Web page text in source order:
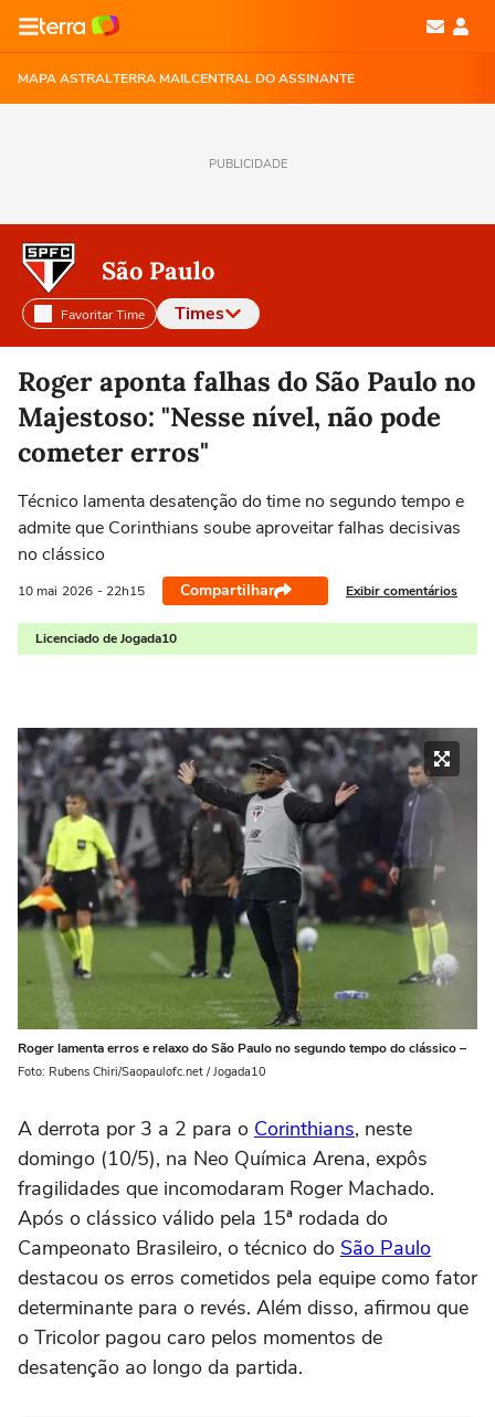
MAPA ASTRALTERRA MAILCENTRAL DO ASSINANTE
PUBLICIDADE
São Paulo
Favoritar Time Times
Selecione o time para ver as notícias
Roger aponta falhas do São Paulo no
Majestoso: "Nesse nível, não pode
cometer erros"
Técnico lamenta desatenção do time no segundo tempo e
admite que Corinthians soube aproveitar falhas decisivas
no clássico
10 mai 2026 - 22h15 Compartilhar Exibir comentários
Licenciado de Jogada10
Roger lamenta erros e relaxo do São Paulo no segundo tempo do clássico –
Foto: Rubens Chiri/Saopaulofc.net / Jogada10
A derrota por 3 a 2 para o Corinthians, neste
domingo (10/5), na Neo Química Arena, expôs
fragilidades que incomodaram Roger Machado.
Após o clássico válido pela 15ª rodada do
Campeonato Brasileiro, o técnico do São Paulo
destacou os erros cometidos pela equipe como fator
determinante para o revés. Além disso, afirmou que
o Tricolor pagou caro pelos momentos de
desatenção ao longo da partida.